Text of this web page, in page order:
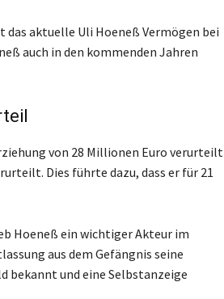
aktuelle Uli Hoeneß Vermögen bei
auch in den kommenden Jahren
von 28 Millionen Euro verurteilt
Dies führte dazu, dass er für 21
Hoeneß ein wichtiger Akteur im
aus dem Gefängnis seine
bekannt und eine Selbstanzeige